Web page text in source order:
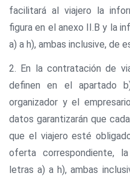
facilitará al viajero la
figura en el anexo II.B y la
a) a h), ambas inclusive, de
2. En la contratación de
definen en el apartado
organizador y el
datos garantizarán que
que el viajero esté
oferta correspondiente,
letras a) a h), ambas